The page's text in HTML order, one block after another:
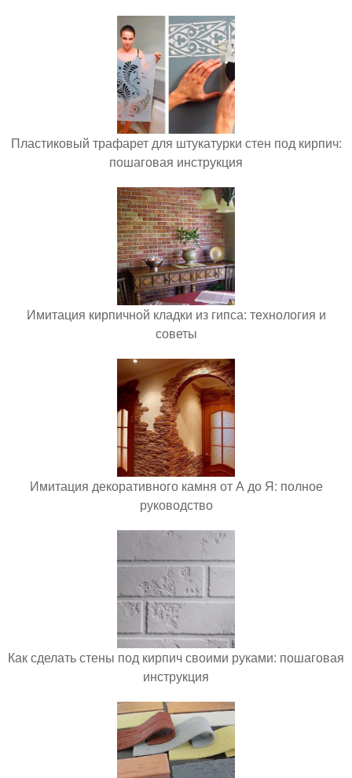
Пластиковый трафарет для штукатурки стен под кирпич:
пошаговая инструкция
Имитация кирпичной кладки из гипса: технология и
советы
Имитация декоративного камня от А до Я: полное
руководство
Как сделать стены под кирпич своими руками: пошаговая
инструкция